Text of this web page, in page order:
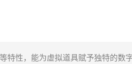
特性，能为虚拟道具赋予独特的数